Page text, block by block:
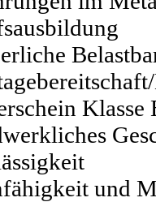
Klasse
und